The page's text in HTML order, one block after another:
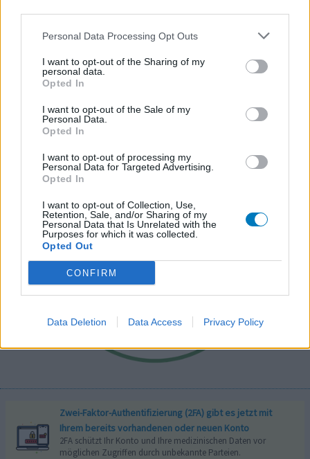
Personal Data Processing Opt Outs
I want to opt-out of the Sharing of my
personal data.
Opted In
I want to opt-out of the Sale of my
Personal Data.
Opted In
I want to opt-out of processing my
Personal Data for Targeted Advertising.
Opted In
I want to opt-out of Collection, Use,
Retention, Sale, and/or Sharing of my
Personal Data that Is Unrelated with the
Purposes for which it was collected.
Opted Out
CONFIRM
Data Deletion Data Access Privacy Policy
Zwei-Faktor-Authentifizierung (2FA) gibt es jetzt mit
Ihrem bereits vorhandenen oder neuen Konto
2FA schützt Ihr Konto und Ihre medizinischen Daten vor
möglichen Zugriffen durch unbekannte Parteien.